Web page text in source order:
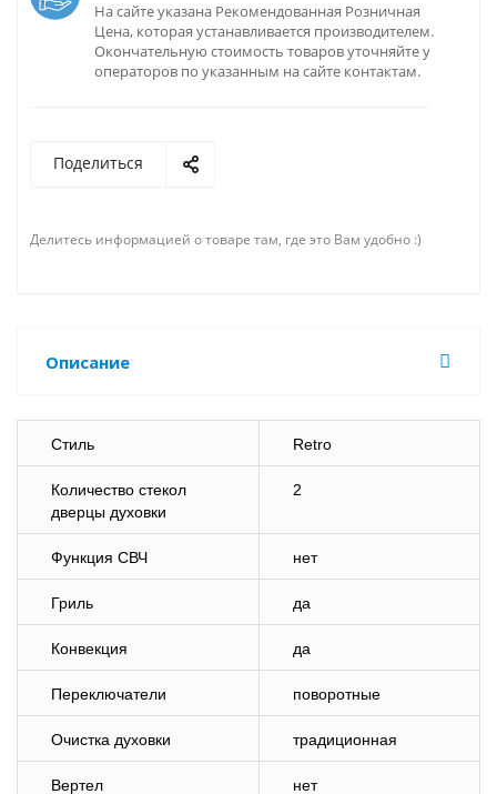
На сайте указана Рекомендованная Розничная
Цена, которая устанавливается производителем.
Окончательную стоимость товаров уточняйте у
операторов по указанным на сайте контактам.
Поделиться
Делитесь информацией о товаре там, где это Вам удобно :)
Описание
Стиль Retro
Количество стекол
дверцы духовки
2
Функция СВЧ нет
Гриль да
Конвекция да
Переключатели поворотные
Очистка духовки традиционная
Вертел нет